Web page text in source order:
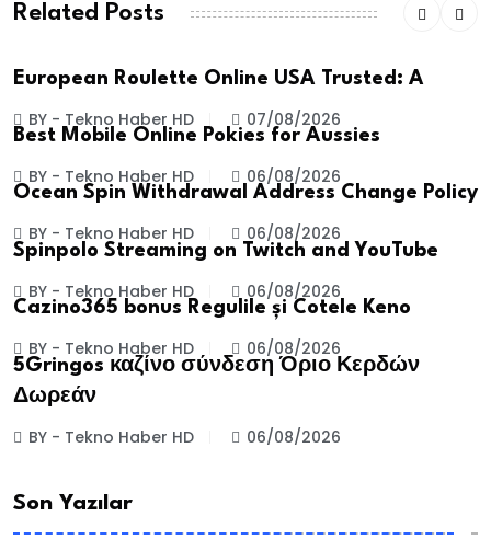
Related Posts
European Roulette Online USA Trusted: A
BY - Tekno Haber HD 07/08/2026
Best Mobile Online Pokies for Aussies
BY - Tekno Haber HD 06/08/2026
Ocean Spin Withdrawal Address Change Policy
BY - Tekno Haber HD 06/08/2026
Spinpolo Streaming on Twitch and YouTube
BY - Tekno Haber HD 06/08/2026
Cazino365 bonus Regulile și Cotele Keno
BY - Tekno Haber HD 06/08/2026
5Gringos καζίνο σύνδεση Όριο Κερδών
Δωρεάν
BY - Tekno Haber HD 06/08/2026
Son Yazılar